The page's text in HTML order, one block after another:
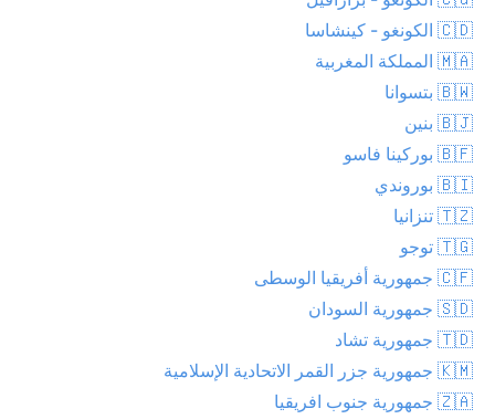
🇨🇩 الكونغو - كينشاسا
🇲🇦 المملكة المغربية
🇧🇼 بتسوانا
🇧🇯 بنين
🇧🇫 بوركينا فاسو
🇧🇮 بوروندي
🇹🇿 تنزانيا
🇹🇬 توجو
🇨🇫 جمهورية أفريقيا الوسطى
🇸🇩 جمهورية السودان
🇹🇩 جمهورية تشاد
🇰🇲 جمهورية جزر القمر الاتحادية الإسلامية
🇿🇦 جمهورية جنوب افريقيا